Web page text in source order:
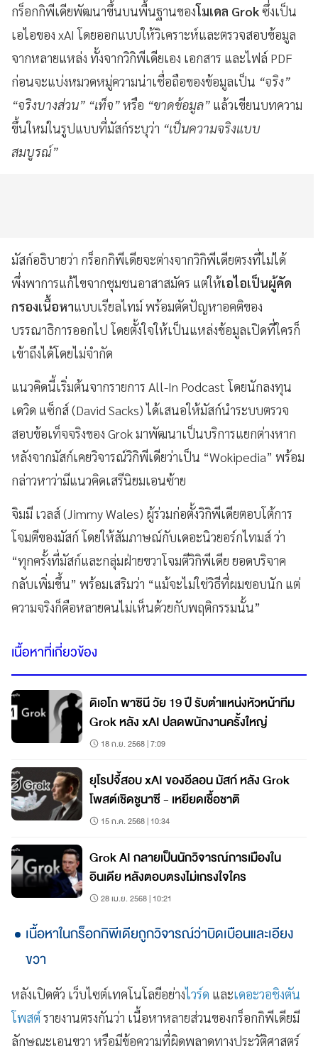
กร็อกกิพีเดียพัฒนาขึ้นบนพื้นฐานของโมเดล Grokซึ่งเป็น
เอไอของ xAI โดยออกแบบให้วิเคราะห์และตรวจสอบข้อมูล
จากหลายแหล่ง ทั้งจากวิกิพีเดียเอง เอกสาร และไฟล์ PDF
ก่อนจะแบ่งหมวดหมู่ความน่าเชื่อถือของข้อมูลเป็น “จริง”
“จริงบางส่วน” “เท็จ”หรือ “ขาดข้อมูล” แล้วเขียนบทความ
ขึ้นใหม่ในรูปแบบที่มัสก์ระบุว่า “เป็นความจริงแบบ
สมบูรณ์”
มัสก์อธิบายว่า กร็อกกิพีเดียจะต่างจากวิกิพีเดียตรงที่ไม่ได้
พึ่งพาการแก้ไขจากชุมชนอาสาสมัคร แต่ให้เอไอเป็นผู้คัด
กรองเนื้อหาแบบเรียลไทม์ พร้อมตัดปัญหาอคติของ
บรรณาธิการออกไป โดยตั้งใจให้เป็นแหล่งข้อมูลเปิดที่ใครก็
เข้าถึงได้โดยไม่จำกัด
แนวคิดนี้เริ่มต้นจากรายการ All-In Podcast โดยนักลงทุน
เดวิด แซ็กส์ (David Sacks) ได้เสนอให้มัสก์นำระบบตรวจ
สอบข้อเท็จจริงของ Grok มาพัฒนาเป็นบริการแยกต่างหาก
หลังจากมัสก์เคยวิจารณ์วิกิพีเดียว่าเป็น “Wokipedia” พร้อม
กล่าวหาว่ามีแนวคิดเสรีนิยมเอนซ้าย
จิมมี เวลส์ (Jimmy Wales) ผู้ร่วมก่อตั้งวิกิพีเดียตอบโต้การ
โจมตีของมัสก์ โดยให้สัมภาษณ์กับเดอะนิวยอร์กไทมส์ ว่า
“ทุกครั้งที่มัสก์และกลุ่มฝ่ายขวาโจมตีวิกิพีเดีย ยอดบริจาค
กลับเพิ่มขึ้น” พร้อมเสริมว่า “แม้จะไม่ใช่วิธีที่ผมชอบนัก แต่
ความจริงก็คือหลายคนไม่เห็นด้วยกับพฤติกรรมนั้น”
เนื้อหาที่เกี่ยวข้อง
ดิเอโก พาซินี วัย 19 ปี รับตำแหน่งหัวหน้าทีม
Grok หลัง xAI ปลดพนักงานครั้งใหญ่
18 ก.ย. 2568 | 7:09
ยุโรปจี้สอบ xAI ของอีลอน มัสก์ หลัง Grok
โพสต์เชิดชูนาซี - เหยียดเชื้อชาติ
15 ก.ค. 2568 | 10:34
Grok AI กลายเป็นนักวิจารณ์การเมืองใน
อินเดีย หลังตอบตรงไม่เกรงใจใคร
28 เม.ย. 2568 | 10:21
เนื้อหาในกร็อกกิพีเดียถูกวิจารณ์ว่าบิดเบือนและเอียง
ขวา
หลังเปิดตัว เว็บไซต์เทคโนโลยีอย่างไวร์ด และเดอะวอชิงตัน
โพสต์ รายงานตรงกันว่า เนื้อหาหลายส่วนของกร็อกกิพีเดียมี
ลักษณะเอนขวา หรือมีข้อความที่ผิดพลาดทางประวัติศาสตร์